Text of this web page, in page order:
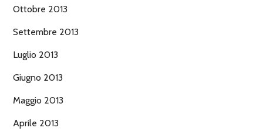
Ottobre 2013
Settembre 2013
Luglio 2013
Giugno 2013
Maggio 2013
Aprile 2013